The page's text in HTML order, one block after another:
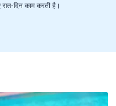
दिन काम करती है।